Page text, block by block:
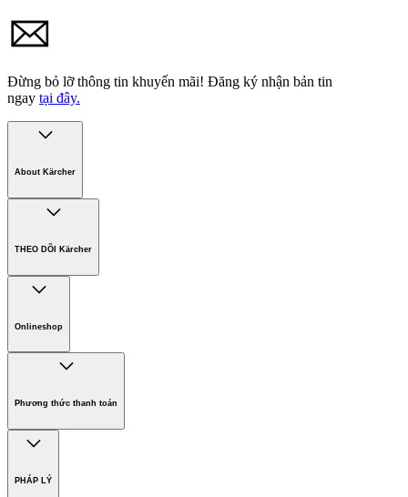
Đừng bỏ lỡ thông tin khuyến mãi! Đăng ký nhận bản tin
ngay tại đây.
About Kärcher
Công ty Karcher
Tuyển dụng
Phát triển bền vững
Chính sách bảo hành các sản phẩm
THEO DÕI Kärcher
Onlineshop
Phương thức thanh toán
Phương thức thanh toán
PHÁP LÝ